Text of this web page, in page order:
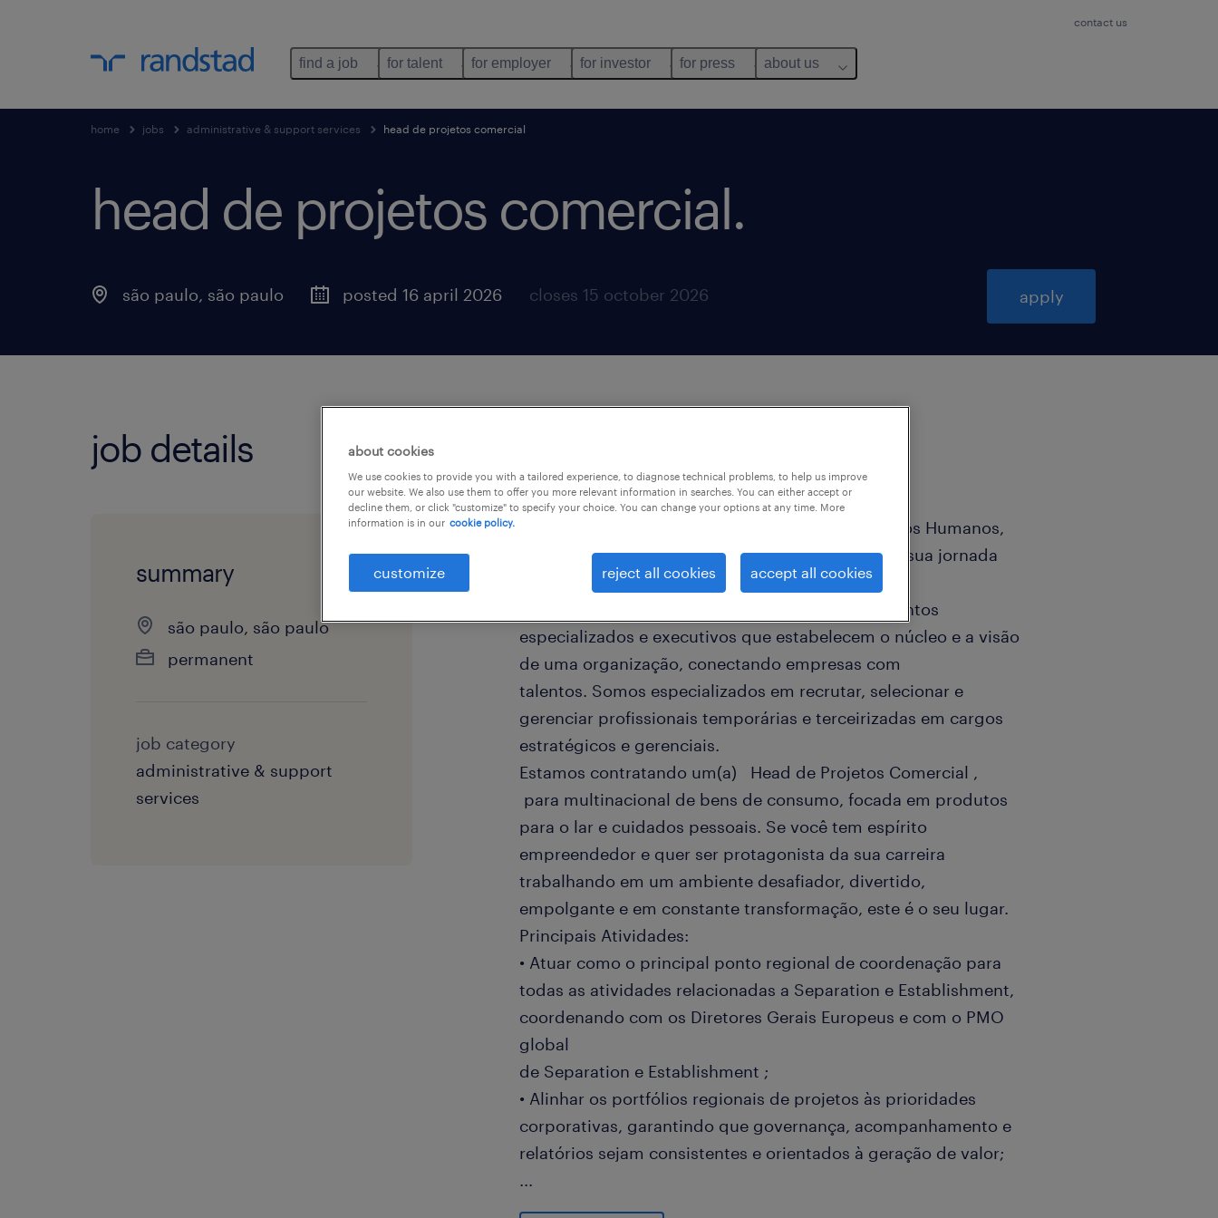
contact us
find a job for talent for employer for investor for press about us
home jobs administrative & support services head de projetos comercial
head de projetos comercial.
são paulo, são paulo posted 16 april 2026 closes 15 october 2026 apply
job details
summary
são paulo, são paulo
permanent
job category
administrative & support
services
A Randstad é líder global em soluções de Recursos Humanos,
atuando como um parceiro do talento em toda a sua jornada
profissional.
A Randstad Professional fornece soluções de talentos
especializados e executivos que estabelecem o núcleo e a visão
de uma organização, conectando empresas com
talentos. Somos especializados em recrutar, selecionar e
gerenciar profissionais temporárias e terceirizadas em cargos
estratégicos e gerenciais.
Estamos contratando um(a) Head de Projetos Comercial ,
para multinacional de bens de consumo, focada em produtos
para o lar e cuidados pessoais. Se você tem espírito
empreendedor e quer ser protagonista da sua carreira
trabalhando em um ambiente desafiador, divertido,
empolgante e em constante transformação, este é o seu lugar.
Principais Atividades:
• Atuar como o principal ponto regional de coordenação para
todas as atividades relacionadas a Separation e Establishment,
coordenando com os Diretores Gerais Europeus e com o PMO
global
de Separation e Establishment ;
• Alinhar os portfólios regionais de projetos às prioridades
corporativas, garantindo que governança, acompanhamento e
relatórios sejam consistentes e orientados à geração de valor;
...
• Conduzir a implementação e padronização das melhores
about cookies
We use cookies to provide you with a tailored experience, to diagnose technical problems, to help us improve
our website. We also use them to offer you more relevant information in searches. You can either accept or
decline them, or click "customize" to specify your choice. You can change your options at any time. More
information is in our cookie policy.
customize reject all cookies accept all cookies